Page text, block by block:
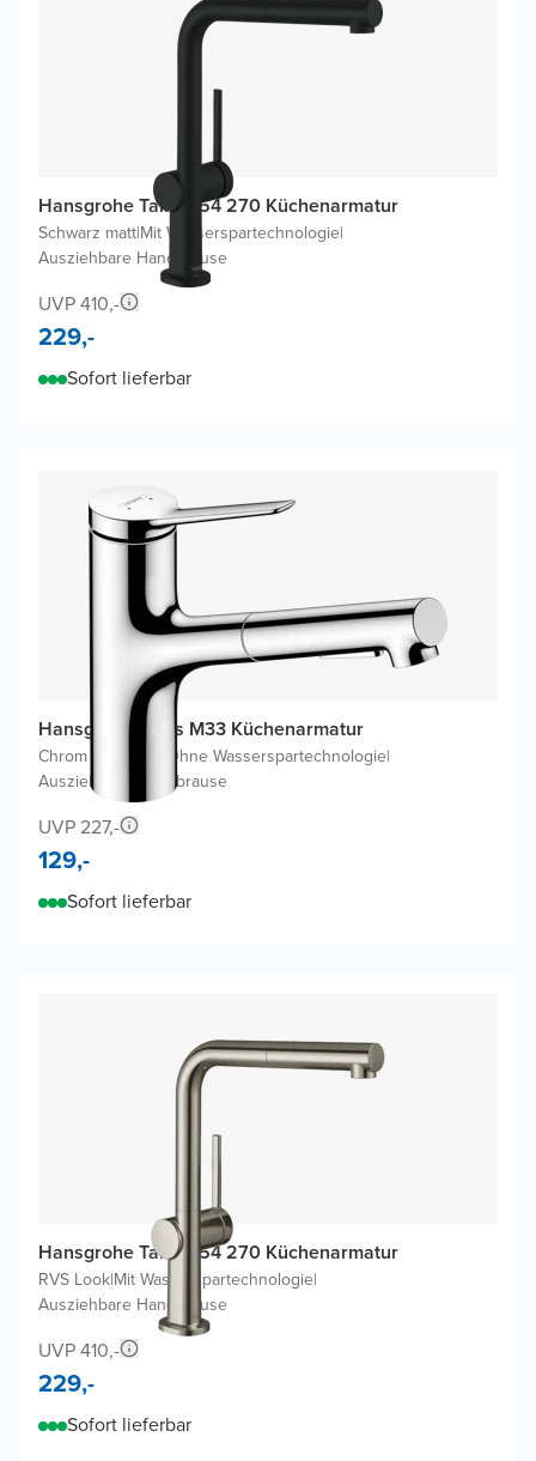
Hansgrohe Talis M54 270 Küchenarmatur
Schwarz matt|Mit Wasserspartechnologie|
Ausziehbare Handbrause
UVP 410,-
229,-
Sofort lieferbar
Hansgrohe Zesis M33 Küchenarmatur
Chrom Glänzend Ohne Wasserspartechnologie|
Ausziehbare Handbrause
UVP 227,-
129,-
Sofort lieferbar
Hansgrohe Talis M54 270 Küchenarmatur
RVS Look|Mit Wasserspartechnologie|
Ausziehbare Handbrause
UVP 410,-
229,-
Sofort lieferbar